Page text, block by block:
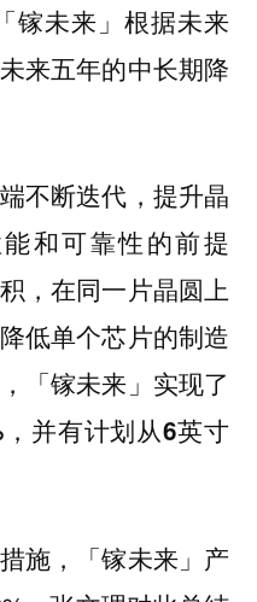
镓未来」根据未来
来五年的中长期降
不断迭代，提升晶
和可靠性的前提
，在同一片晶圆上
低单个芯片的制造
「镓未来」实现了
并有计划从6英寸
施，「镓未来」产